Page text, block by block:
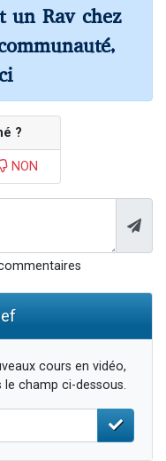
un Rav chez
?
NON
cours en vidéo,
champ ci-dessous.